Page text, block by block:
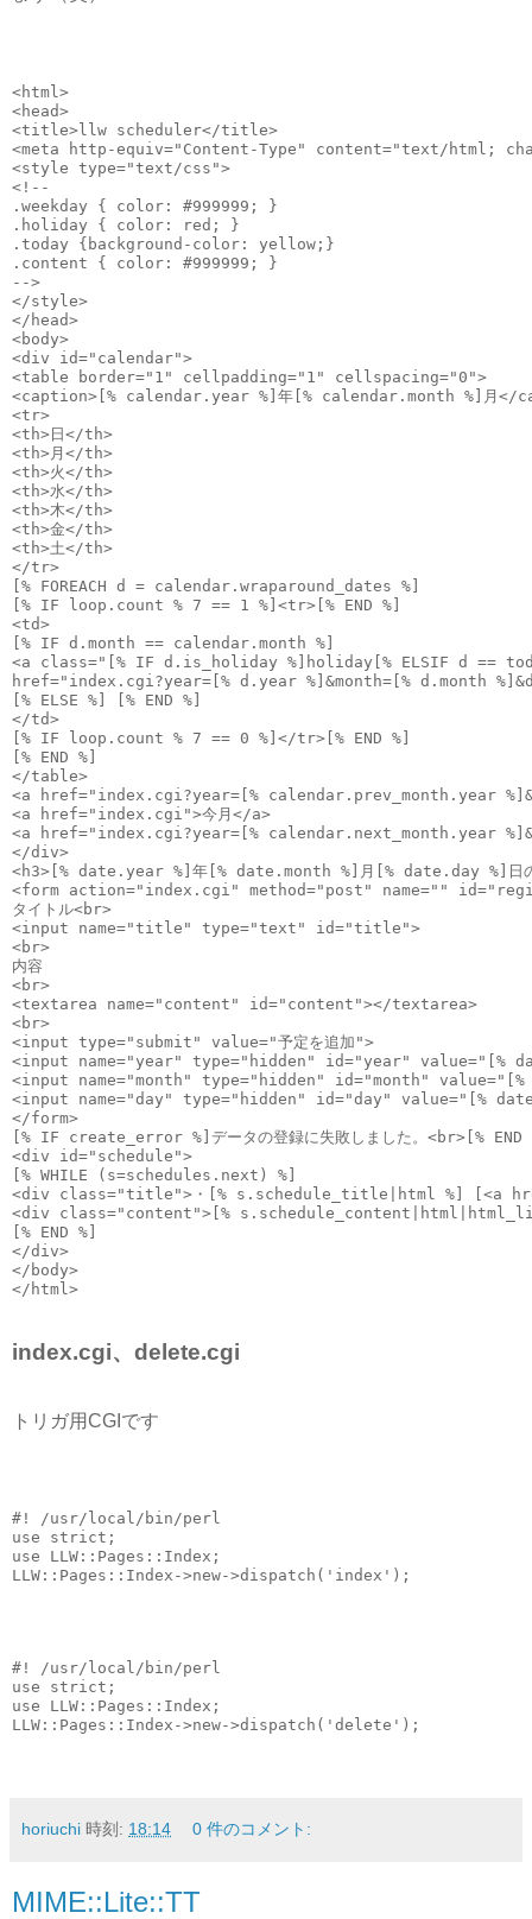
<html>
<head>
<title>llw scheduler</title>
<meta http-equiv="Content-Type" content="text/html;
<style type="text/css">
<!--
.weekday { color: #999999; }
.holiday { color: red; }
.today {background-color: yellow;}
.content { color: #999999; }
-->
</style>
</head>
<body>
<div id="calendar">
<table border="1" cellpadding="1" cellspacing="0">
<caption>[% calendar.year %]年[% calendar.month %]月</
<tr>
<th>日</th>
<th>月</th>
<th>火</th>
<th>水</th>
<th>木</th>
<th>金</th>
<th>土</th>
</tr>
[% FOREACH d = calendar.wraparound_dates %]
[% IF loop.count % 7 == 1 %]<tr>[% END %]
<td>
[% IF d.month == calendar.month %]
<a class="[% IF d.is_holiday %]holiday[% ELSIF d ==
href="index.cgi?year=[% d.year %]&month=[% d.month
[% ELSE %] [% END %]
</td>
[% IF loop.count % 7 == 0 %]</tr>[% END %]
[% END %]
</table>
<a href="index.cgi?year=[% calendar.prev_month.year
<a href="index.cgi">今月</a>
<a href="index.cgi?year=[% calendar.next_month.year
</div>
<h3>[% date.year %]年[% date.month %]月[% date.day %]日
<form action="index.cgi" method="post" name=""
タイトル<br>
<input name="title" type="text" id="title">
<br>
内容
<br>
<textarea name="content" id="content"></textarea>
<br>
<input type="submit" value="予定を追加">
<input name="year" type="hidden" id="year" value="[%
<input name="month" type="hidden" id="month" value="[%
<input name="day" type="hidden" id="day" value="[%
</form>
[% IF create_error %]データの登録に失敗しました。<br>[% END
<div id="schedule">
[% WHILE (s=schedules.next) %]
<div class="title">・[% s.schedule_title|html %] [<a
<div class="content">[%
[% END %]
</div>
</body>
</html>
index.cgi、delete.cgi
トリガ用CGIです
#! /usr/local/bin/perl
use strict;
use LLW::Pages::Index;
LLW::Pages::Index->new->dispatch('index');
#! /usr/local/bin/perl
use strict;
use LLW::Pages::Index;
LLW::Pages::Index->new->dispatch('delete');
horiuchi 時刻: 18:14 0 件のコメント:
MIME::Lite::TT